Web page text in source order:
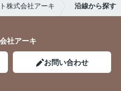
株式会社アーキ 沿線から探す
社アーキ
お問い合わせ